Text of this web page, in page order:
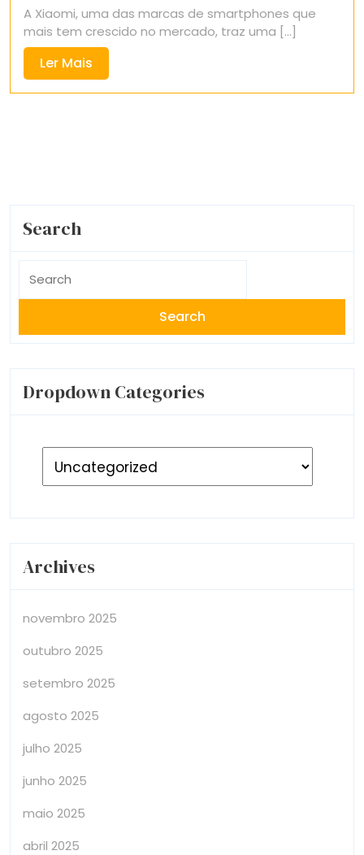
2025
A Xiaomi, uma das marcas de smartphones que
mais tem crescido no mercado, traz uma [...]
Ler Mais
Mais
Search
for:
Dropdown Categories
Archives
novembro 2025
outubro 2025
setembro 2025
agosto 2025
julho 2025
junho 2025
maio 2025
abril 2025